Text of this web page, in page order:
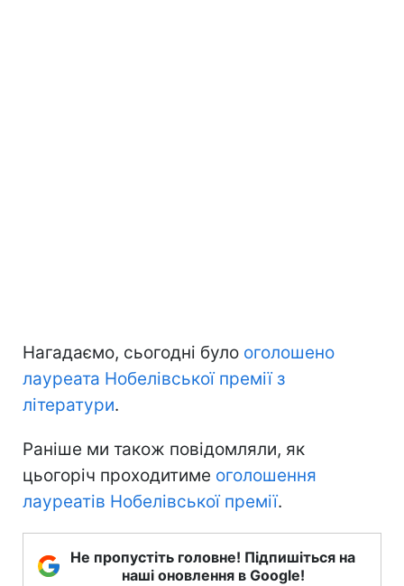
Нагадаємо, сьогодні було оголошено
лауреата Нобелівської премії з
літератури.
Раніше ми також повідомляли, як
цьогоріч проходитиме оголошення
лауреатів Нобелівської премії.
Не пропустіть головне! Підпишіться на
наші оновлення в Google!